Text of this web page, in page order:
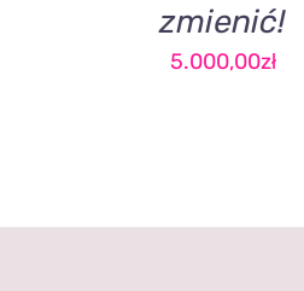
zmienić!
5.000,00zł